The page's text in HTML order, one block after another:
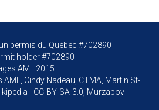
permis du Québec #702890
holder #702890
AML 2015
Cindy Nadeau, CTMA, Martin St-
- CC-BY-SA-3.0, Murzabov